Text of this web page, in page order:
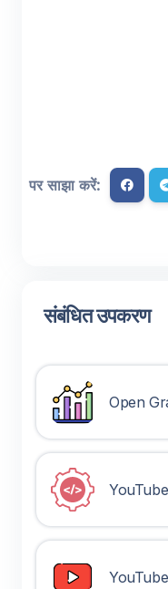
पर साझा करें:
संबंधित उपकरण
Open